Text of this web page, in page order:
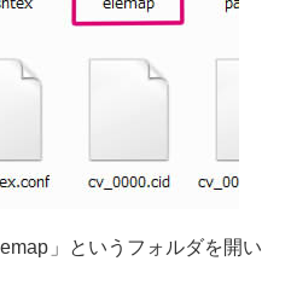
」というフォルダを開い